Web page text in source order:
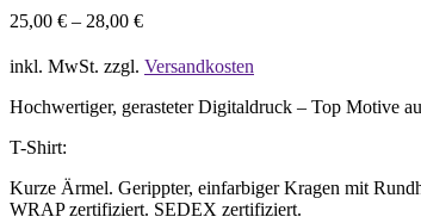
25,00 € – 28,00 €
inkl. MwSt. zzgl. Versandkosten
Hochwertiger, gerasteter Digitaldruck – Top Motive
T-Shirt:
Kurze Ärmel. Gerippter, einfarbiger Kragen mit
WRAP zertifiziert. SEDEX zertifiziert.